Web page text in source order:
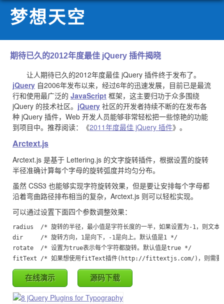
梦想天空
期待已久的2012年度最佳 jQuery 插件揭晓
让人期待已久的2012年度最佳 jQuery 插件终于发布了。
jQuery 自2006年发布以来，经过6年的迅速发展，目前已是最流
行和使用最广泛的 JavaScript 框架，这主要归功于众多围绕
jQuery 的技术社区。 jQuery 社区的开发者持续不断的在发布各
种 jQuery 插件，Web 开发人员能够非常轻松把一些惊艳的功能
到项目中。推荐阅读：《2011年度最佳 jQuery 插件》。
Arctext.js
Arctext.js 是基于 Lettering.js 的文字旋转插件，根据设置的旋转
半径准确计算每个字母的旋转弧度并均匀分布。
虽然 CSS3 也能够实现字符旋转效果，但是要让安排每个字母都
沿着弯曲路径排布相当的复杂，Arctext.js 则可以轻松实现。
可以通过设置下面四个参数调整效果：
radius  /* 旋转的半径，最小值是字符长度的一半，如果设置为-1，则文本
dir     /* 旋转方向，1是向下，-1是向上。默认值是1 */
rotate  /* 设置为true表示每个字符都旋转。默认值是true */
在线演示 源码下载